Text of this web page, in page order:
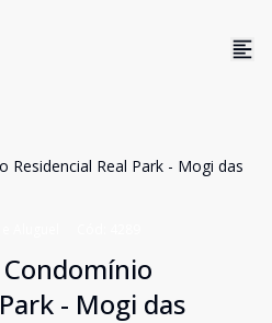
Residencial Real Park - Mogi das
Condomínio
- Mogi das